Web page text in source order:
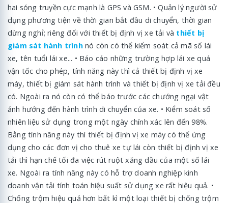
hai sóng truyền cực mạnh là GPS và GSM. • Quản lý người sử
dụng phương tiện về thời gian bắt đầu di chuyển, thời gian
dừng nghỉ; riêng đối với thiết bị định vị xe tải và thiết bị
giám sát hành trìnhnó còn có thể kiểm soát cả mã số lái
xe, tên tuổi lái xe... • Báo cáo những trường hợp lái xe quá
vận tốc cho phép, tính năng này thì cả thiết bị định vị xe
máy, thiết bị giám sát hành trình và thiết bị định vị xe tải đều
có. Ngoài ra nó còn có thể báo trước các chướng ngại vật
ảnh hưởng đến hành trình di chuyển của xe. • Kiểm soát số
nhiên liệu sử dụng trong một ngày chính xác lên đến 98%.
Bằng tính năng này thì thiết bị định vị xe máy có thể ứng
dụng cho các đơn vị cho thuê xe tự lái còn thiết bị định vị xe
tải thì hạn chế tối đa việc rút ruột xăng dầu của một số lái
xe. Ngoài ra tính năng này có hỗ trợ doanh nghiệp kinh
doanh vận tải tính toán hiệu suất sử dụng xe rất hiệu quả. •
Chống trộm hiệu quả hơn bất kì một loại thiết bị chống trộm